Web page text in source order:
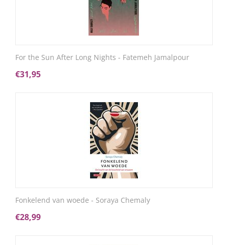
For the Sun After Long Nights - Fatemeh Jamalpour
€31,95
Fonkelend van woede - Soraya Chemaly
€28,99